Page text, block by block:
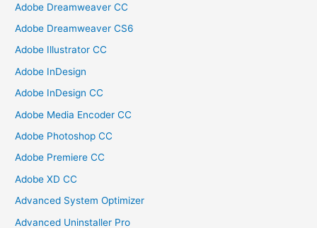
Adobe Dreamweaver CC
Adobe Dreamweaver CS6
Adobe Illustrator CC
Adobe InDesign
Adobe InDesign CC
Adobe Media Encoder CC
Adobe Photoshop CC
Adobe Premiere CC
Adobe XD CC
Advanced System Optimizer
Advanced Uninstaller Pro